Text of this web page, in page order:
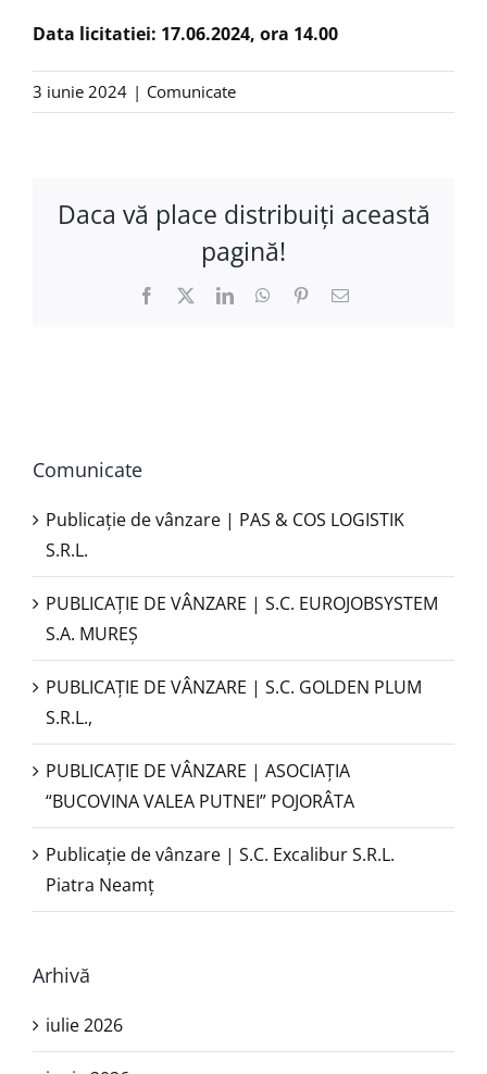
Data licitatiei: 17.06.2024, ora 14.00
3 iunie 2024 | Comunicate
Daca vă place distribuiţi această
pagină!
Facebook LinkedInWhatsApp
Pinterest
E-
Comunicate
Publicație de vânzare | PAS & COS LOGISTIK
S.R.L.
PUBLICAŢIE DE VÂNZARE | S.C. EUROJOBSYSTEM
S.A. MUREȘ
PUBLICAȚIE DE VÂNZARE | S.C. GOLDEN PLUM
S.R.L.,
PUBLICAŢIE DE VÂNZARE | ASOCIAȚIA
“BUCOVINA VALEA PUTNEI” POJORÂTA
Publicație de vânzare | S.C. Excalibur S.R.L.
Piatra Neamţ
Arhivă
iulie 2026